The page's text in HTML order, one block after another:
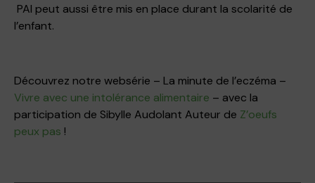
PAI peut aussi être mis en place durant la scolarité de
l’enfant.
Découvrez notre websérie – La minute de l’eczéma –
Vivre avec une intolérance alimentaire – avec la
participation de Sibylle Audolant Auteur de Z’oeufs
peux pas !